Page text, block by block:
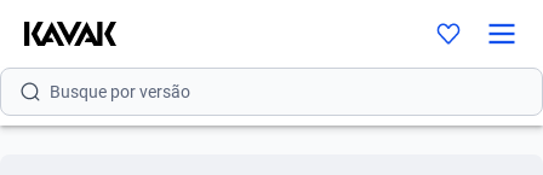
Busque por modelo
Busque por versão